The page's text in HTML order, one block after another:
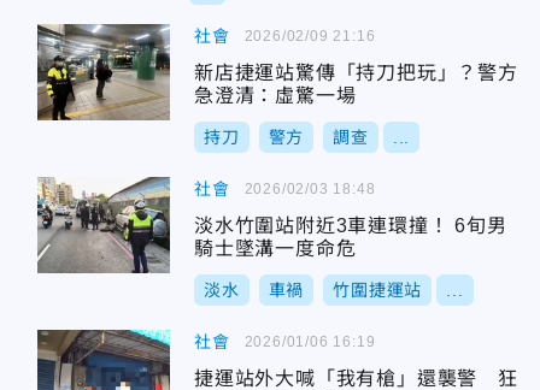
社會
新店捷運站驚傳「持刀把玩」？警方
急澄清：虛驚一場
持刀 警方 調查
2026/02/09 21:16
社會
淡水竹圍站附近3車連環撞！ 6旬男
騎士墜溝一度命危
淡水 車禍 竹圍捷運站
2026/02/03 18:48
社會
捷運站外大喊「我有槍」還襲警 狂
2026/01/06 16:19